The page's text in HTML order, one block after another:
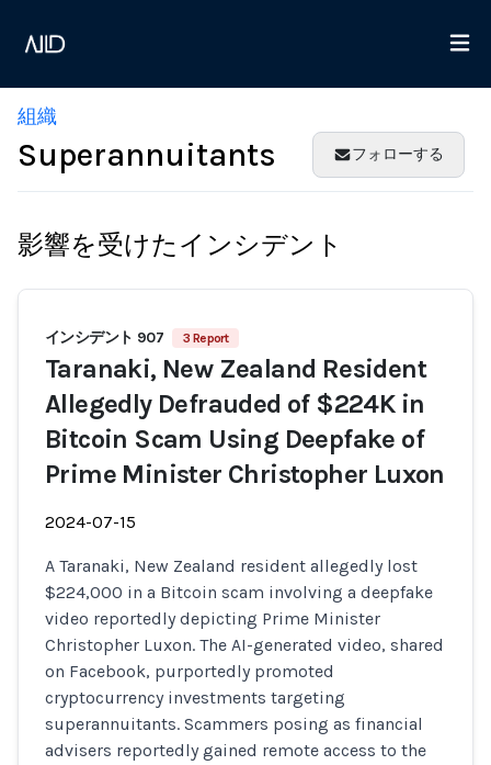
組織
Superannuitants フォローする
影響を受けたインシデント
インシデント 907 3 Report
Taranaki, New Zealand Resident
Allegedly Defrauded of $224K in
Bitcoin Scam Using Deepfake of
Prime Minister Christopher Luxon
2024-07-15
A Taranaki, New Zealand resident allegedly lost
$224,000 in a Bitcoin scam involving a deepfake
video reportedly depicting Prime Minister
Christopher Luxon. The AI-generated video, shared
on Facebook, purportedly promoted
cryptocurrency investments targeting
superannuitants. Scammers posing as financial
advisers reportedly gained remote access to the